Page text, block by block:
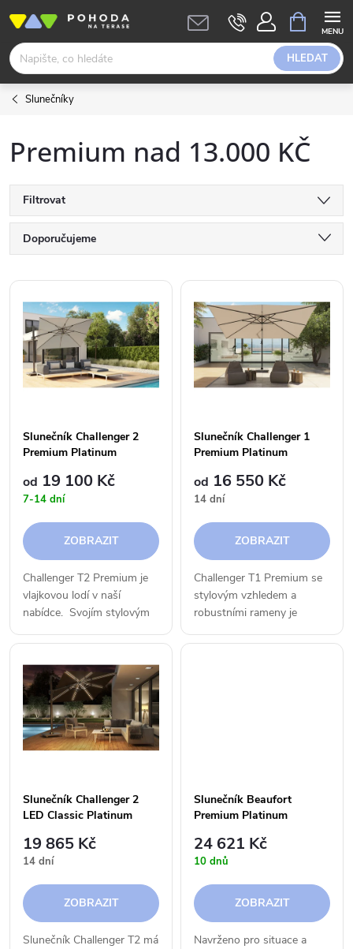
obsah
HLEDAT
NÁKUPNÍ
KOŠÍK
Slunečníky
Premium nad 13.000 KČ
Filtrovat
Ř
a
e
n
p
o
d
u
k
ů
Doporučujeme
Nejdražší
Abecedně
V
ý
p
p
o
d
u
k
Slunečník Challenger 2
Premium Platinum
od 19 100 Kč
7-14 dní
ZOBRAZIT
Challenger T2 Premium je
vlajkovou lodí v naší
nabídce. Svojím stylovým
především vaše pohodlí.
Slunečník Challenger 1
Premium Platinum
od 16 550 Kč
14 dní
ZOBRAZIT
Challenger T1 Premium se
stylovým vzhledem a
robustními rameny je
Slunečník lze sklopit
Slunečník Challenger 2
LED Classic Platinum
19 865 Kč
14 dní
ZOBRAZIT
Slunečník Challenger T2 má
Slunečník Beaufort
Premium Platinum
24 621 Kč
10 dnů
ZOBRAZIT
Navrženo pro situace a